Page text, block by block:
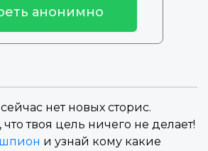
анонимно
нет новых сторис.
что твоя цель ничего не делает!
и узнай кому какие